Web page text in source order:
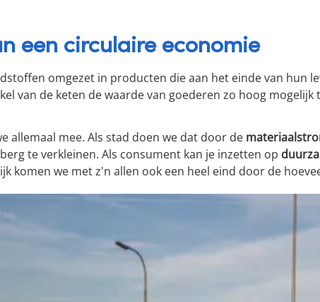
een circulaire economie
omgezet in producten die aan het einde van hun
van de keten de waarde van goederen zo hoog
allemaal mee. Als stad doen we dat door de
te verkleinen. Als consument kan je inzetten op
komen we met z'n allen ook een heel eind door de